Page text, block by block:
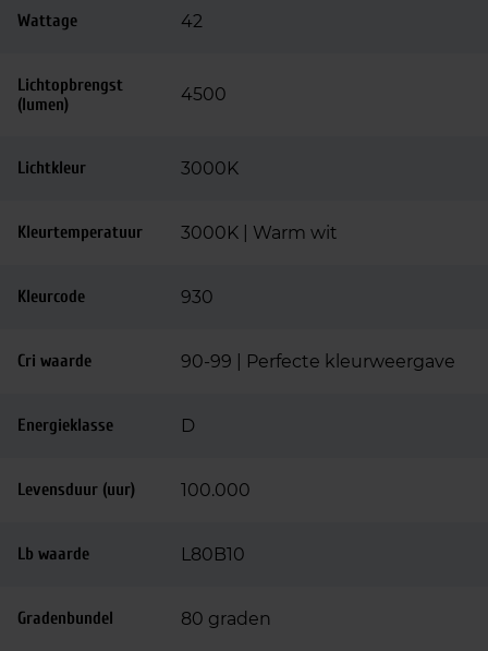
Wattage 42
Lichtopbrengst
(lumen)
4500
Lichtkleur 3000K
Kleurtemperatuur 3000K | Warm wit
Kleurcode 930
Cri waarde 90-99 | Perfecte kleurweergave
Energieklasse D
Levensduur (uur) 100.000
Lb waarde L80B10
Gradenbundel 80 graden